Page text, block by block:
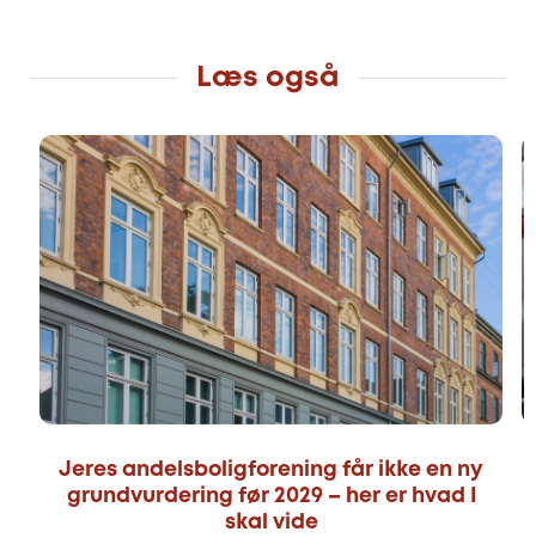
Læs også
Jeres andelsboligforening får ikke en ny
grundvurdering før 2029 – her er hvad I
skal vide